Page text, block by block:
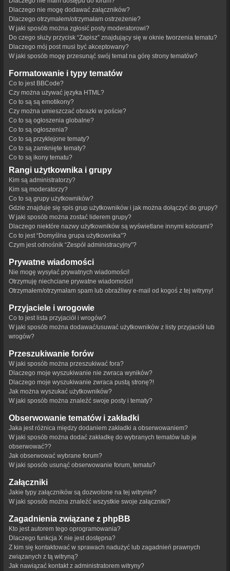
Dlaczego nie mogę dodawać załączników?
Dlaczego otrzymałem/otrzymałam ostrzeżenie?
W jaki sposób można zgłosić posty moderatorowi?
Do czego służy przycisk “Zapisz” znajdujący się w oknie tworzenia tematu?
Dlaczego mój post musi być akceptowany?
W jaki sposób mogę przesunąć swój temat na górę strony tematów?
Formatowanie i typy tematów
Co to jest BBCode?
Czy można używać języka HTML?
Co to są są emotikony?
Czy można umieszczać obrazki w poście?
Co to są ogłoszenia globalne?
Co to są ogłoszenia?
Co to są przyklejone tematy?
Co to są zamknięte tematy?
Co to są ikony tematu?
Rangi użytkownika i grupy
Kim są administratorzy?
Kim są moderatorzy?
Co to są grupy użytkowników?
Gdzie znajduje się spis grup użytkowników i jak można dołączyć do grupy?
W jaki sposób można zostać liderem grupy?
Dlaczego niektóre nazwy użytkowników są wyświetlane innymi kolorami?
Co to jest “Domyślna grupa użytkownika”?
Czym jest odnośnik “Zespół administracyjny”?
Prywatne wiadomości
Nie mogę wysyłać prywatnych wiadomości!
Otrzymuję niechciane prywatne wiadomości!
Otrzymałem/otrzymałam spam lub obraźliwy e-mail od kogoś z tej witryny!
Przyjaciele i wrogowie
Co to jest lista przyjaciół i wrogów?
W jaki sposób można dodawać/usuwać użytkowników z listy przyjaciół lub
wrogów?
Przeszukiwanie forów
W jaki sposób można przeszukiwać fora?
Dlaczego moje wyszukiwanie nie zwraca wyników?
Dlaczego moje wyszukiwanie zwraca pustą stronę?!
Jak można wyszukać użytkowników?
W jaki sposób można znaleźć swoje posty i tematy?
Obserwowanie tematów i zakładki
Jaka jest różnica między dodaniem zakładki a obserwowaniem?
W jaki sposób można dodać zakładkę do wybranych tematów lub je
obserwować??
Jak obserwować wybrane forum?
W jaki sposób usunąć obserwowanie forum, tematu?
Załączniki
Jakie typy załączników są dozwolone na tej witrynie?
W jaki sposób można znaleźć wszystkie swoje załączniki?
Zagadnienia związane z phpBB
Kto jest autorem tego oprogramowania?
Dlaczego funkcja X nie jest dostępna?
Z kim się kontaktować w sprawach nadużyć lub zagadnień prawnych
związanych z tą witryną?
Jak nawiązać kontakt z administratorem witryny?